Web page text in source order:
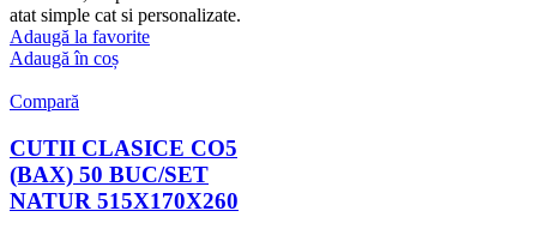
atat simple cat si personalizate.
Adaugă la favorite
Adaugă în coș
Compară
CUTII CLASICE CO5
(BAX) 50 BUC/SET
NATUR 515X170X260